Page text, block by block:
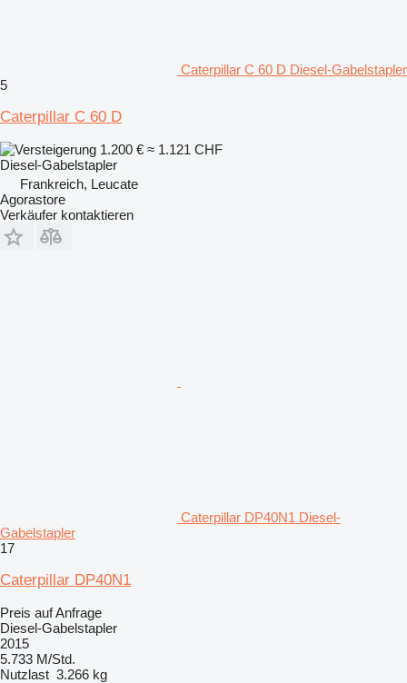
Caterpillar C 60 D Diesel-Gabelstapler
5
Caterpillar C 60 D
1.200 € ≈ 1.121 CHF
Diesel-Gabelstapler
Frankreich, Leucate
Agorastore
Verkäufer kontaktieren
Caterpillar DP40N1 Diesel-
Gabelstapler
17
Caterpillar DP40N1
Preis auf Anfrage
Diesel-Gabelstapler
2015
5.733 M/Std.
Nutzlast 3.266 kg